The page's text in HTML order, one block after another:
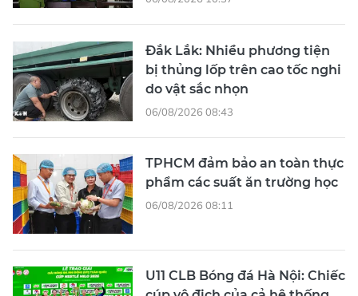
Đắk Lắk: Nhiều phương tiện
bị thủng lốp trên cao tốc nghi
do vật sắc nhọn
06/08/2026 08:43
TPHCM đảm bảo an toàn thực
phẩm các suất ăn trường học
06/08/2026 08:11
U11 CLB Bóng đá Hà Nội: Chiếc